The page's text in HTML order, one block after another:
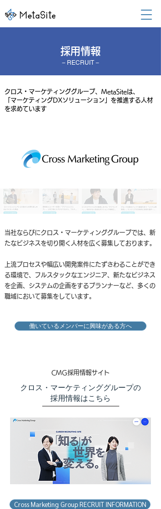
​採用情報
− RECRUIT −
クロス・マーケティンググループ、MetaSiteは、
「マーケティングDXソリューション」を推進する人材
を求めています
当社ならびにクロス・マーケティンググループでは、新
たなビジネスを切り開く人材を広く募集しております。
上流プロセスや幅広い開発案件にたずさわることができ
る環境で、フルスタックなエンジニア、新たなビジネス
を企画、システムの企画をするプランナーなど、多くの
職域において募集をしています。
働いているメンバーに興味がある方へ
CMG採用情報サイト
​クロス・マーケティンググループの
採用情報はこちら
Cross Marketing Group RECRUIT INFORMATION